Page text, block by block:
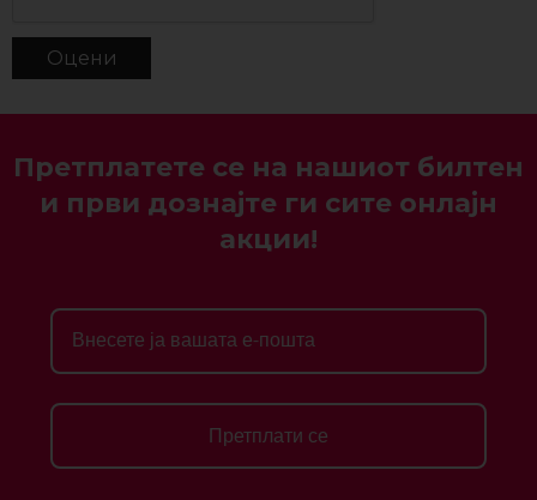
Претплатете се на нашиот билтен
и први дознајте ги сите онлајн
акции!
Претплати се